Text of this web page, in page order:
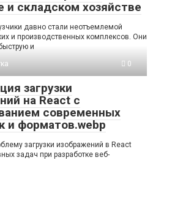
и складском хозяйстве
давно стали неотъемлемой
и производственных комплексов. Они
и
0
загрузки
на React с
современных
и форматов.webp
загрузки изображений в React
задач при разработке веб-